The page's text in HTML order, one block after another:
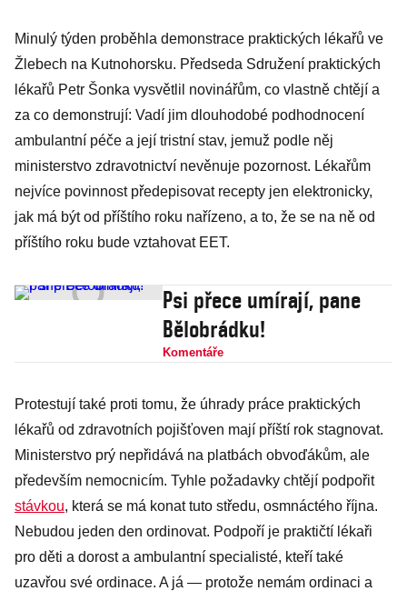
Minulý týden proběhla demonstrace praktických lékařů ve
Žlebech na Kutnohorsku. Předseda Sdružení praktických
lékařů Petr Šonka vysvětlil novinářům, co vlastně chtějí a
za co demonstrují: Vadí jim dlouhodobé podhodnocení
ambulantní péče a její tristní stav, jemuž podle něj
ministerstvo zdravotnictví nevěnuje pozornost. Lékařům
nejvíce povinnost předepisovat recepty jen elektronicky,
jak má být od příštího roku nařízeno, a to, že se na ně od
příštího roku bude vztahovat EET.
Psi přece umírají, pane
Bělobrádku!
Komentáře
Protestují také proti tomu, že úhrady práce praktických
lékařů od zdravotních pojišťoven mají příští rok stagnovat.
Ministerstvo prý nepřidává na platbách obvoďákům, ale
především nemocnicím. Tyhle požadavky chtějí podpořit
stávkou, která se má konat tuto středu, osmnáctého října.
Nebudou jeden den ordinovat. Podpoří je praktičtí lékaři
pro děti a dorost a ambulantní specialisté, kteří také
uzavřou své ordinace. A já — protože nemám ordinaci a